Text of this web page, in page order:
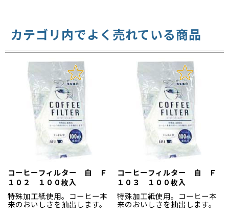
カテゴリ内でよく売れている商品
コーヒーフィルター 白 Ｆ
１０２ １００枚入
特殊加工紙使用。コーヒー本
来のおいしさを抽出します。
コーヒーフィルター 白 Ｆ
１０３ １００枚入
特殊加工紙使用。コーヒー本
来のおいしさを抽出します。